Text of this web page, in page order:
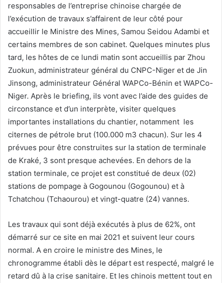
responsables de l’entreprise chinoise chargée de
l’exécution de travaux s’affairent de leur côté pour
accueillir le Ministre des Mines, Samou Seidou Adambi et
certains membres de son cabinet. Quelques minutes plus
tard, les hôtes de ce lundi matin sont accueillis par Zhou
Zuokun, administrateur général du CNPC-Niger et de Jin
Jinsong, administrateur Général WAPCo-Bénin et WAPCo-
Niger. Après le briefing, ils vont avec l’aide des guides de
circonstance et d’un interprète, visiter quelques
importantes installations du chantier, notamment les
citernes de pétrole brut (100.000 m3 chacun). Sur les 4
prévues pour être construites sur la station de terminale
de Kraké, 3 sont presque achevées. En dehors de la
station terminale, ce projet est constitué de deux (02)
stations de pompage à Gogounou (Gogounou) et à
Tchatchou (Tchaourou) et vingt-quatre (24) vannes.
Les travaux qui sont déjà exécutés à plus de 62%, ont
démarré sur ce site en mai 2021 et suivent leur cours
normal. A en croire le ministre des Mines, le
chronogramme établi dès le départ est respecté, malgré le
retard dû à la crise sanitaire. Et les chinois mettent tout en